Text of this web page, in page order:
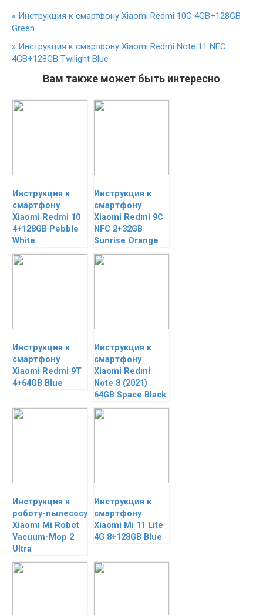
« Инструкция к смартфону Xiaomi Redmi 10C 4GB+128GB
Green
» Инструкция к смартфону Xiaomi Redmi Note 11 NFC
4GB+128GB Twilight Blue
Вам также может быть интересно
Инструкция к
смартфону
Xiaomi Redmi 10
4+128GB Pebble
White
Инструкция к
смартфону
Xiaomi Redmi 9C
NFC 2+32GB
Sunrise Orange
Инструкция к
смартфону
Xiaomi Redmi 9T
4+64GB Blue
Инструкция к
смартфону
Xiaomi Redmi
Note 8 (2021)
64GB Space Black
Инструкция к
роботу-пылесосу
Xiaomi Mi Robot
Vacuum-Mop 2
Ultra
Инструкция к
смартфону
Xiaomi Mi 11 Lite
4G 8+128GB Blue